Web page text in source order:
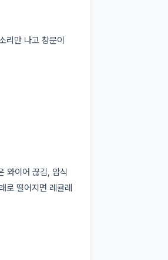
리만 나고 창문이
와이어 끊김, 암식
로 떨어지면 레귤레